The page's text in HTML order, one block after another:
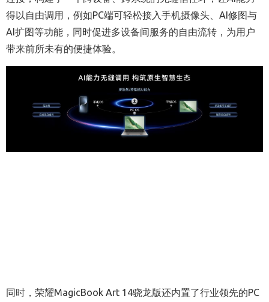
得以自由调用，例如PC端可轻松接入手机摄像头、AI修图与
AI扩图等功能，同时促进多设备间服务的自由流转，为用户
带来前所未有的便捷体验。
同时，荣耀MagicBook Art 14骁龙版还内置了行业领先的PC